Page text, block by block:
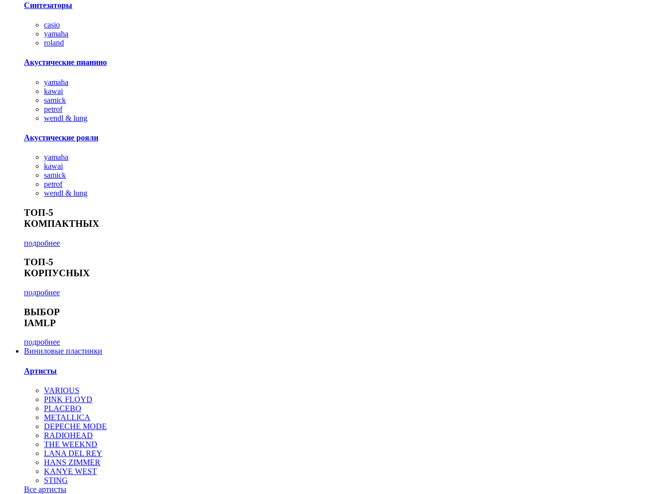
Синтезаторы
casio
yamaha
roland
Акустические пианино
yamaha
kawai
samick
petrof
wendl & lung
Акустические рояли
yamaha
kawai
samick
petrof
wendl & lung
ТОП-5
КОМПАКТНЫХ
подробнее
ТОП-5
КОРПУСНЫХ
подробнее
ВЫБОР
IAMLP
подробнее
Виниловые пластинки
Артисты
VARIOUS
PINK FLOYD
PLACEBO
METALLICA
DEPECHE MODE
RADIOHEAD
THE WEEKND
LANA DEL REY
HANS ZIMMER
KANYE WEST
STING
Все артисты